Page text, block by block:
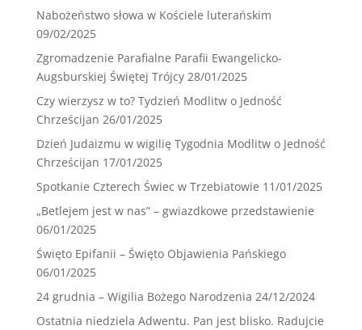
Nabożeństwo słowa w Kościele luterańskim
09/02/2025
Zgromadzenie Parafialne Parafii Ewangelicko-
Augsburskiej Świętej Trójcy 28/01/2025
Czy wierzysz w to? Tydzień Modlitw o Jedność
Chrześcijan 26/01/2025
Dzień Judaizmu w wigilię Tygodnia Modlitw o Jedność
Chrześcijan 17/01/2025
Spotkanie Czterech Świec w Trzebiatowie 11/01/2025
„Betlejem jest w nas” – gwiazdkowe przedstawienie
06/01/2025
Święto Epifanii – Święto Objawienia Pańskiego
06/01/2025
24 grudnia – Wigilia Bożego Narodzenia 24/12/2024
Ostatnia niedziela Adwentu. Pan jest blisko. Radujcie